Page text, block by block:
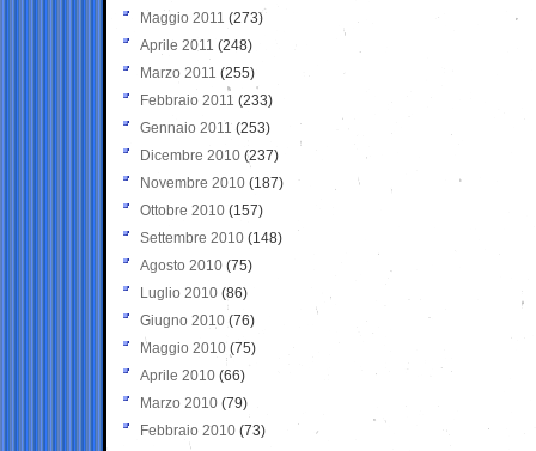
Maggio 2011 (273)
Aprile 2011 (248)
Marzo 2011 (255)
Febbraio 2011 (233)
Gennaio 2011 (253)
Dicembre 2010 (237)
Novembre 2010 (187)
Ottobre 2010 (157)
Settembre 2010 (148)
Agosto 2010 (75)
Luglio 2010 (86)
Giugno 2010 (76)
Maggio 2010 (75)
Aprile 2010 (66)
Marzo 2010 (79)
Febbraio 2010 (73)